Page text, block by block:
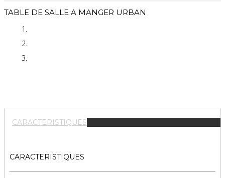
TABLE DE SALLE A MANGER URBAN
CARACTERISTIQUES
CARACTERISTIQUES